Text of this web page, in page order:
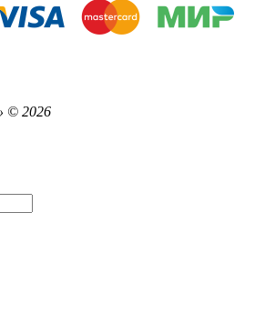
© 2026